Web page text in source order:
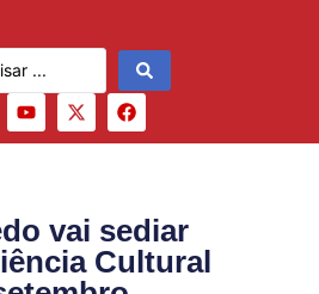
vai sediar
Cultural